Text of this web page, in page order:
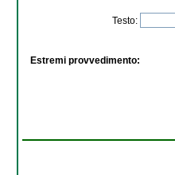
Testo:
Estremi provvedimento: